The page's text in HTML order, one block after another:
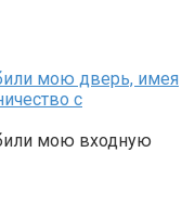
мою дверь, имея
с
мою входную